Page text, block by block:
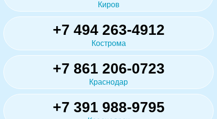
Киров
+7 494 263-4912
Кострома
+7 861 206-0723
Краснодар
+7 391 988-9795